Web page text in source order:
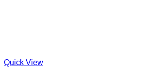
Quick View